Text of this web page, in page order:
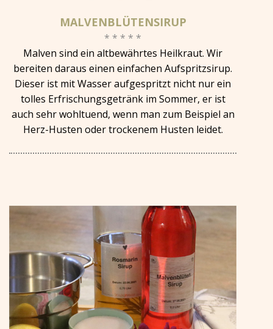
MALVENBLÜTENSIRUP
* * * * *
Malven sind ein altbewährtes Heilkraut. Wir
bereiten daraus einen einfachen Aufspritzsirup.
Dieser ist mit Wasser aufgespritzt nicht nur ein
tolles Erfrischungsgetränk im Sommer, er ist
auch sehr wohltuend, wenn man zum Beispiel an
Herz-Husten oder trockenem Husten leidet.